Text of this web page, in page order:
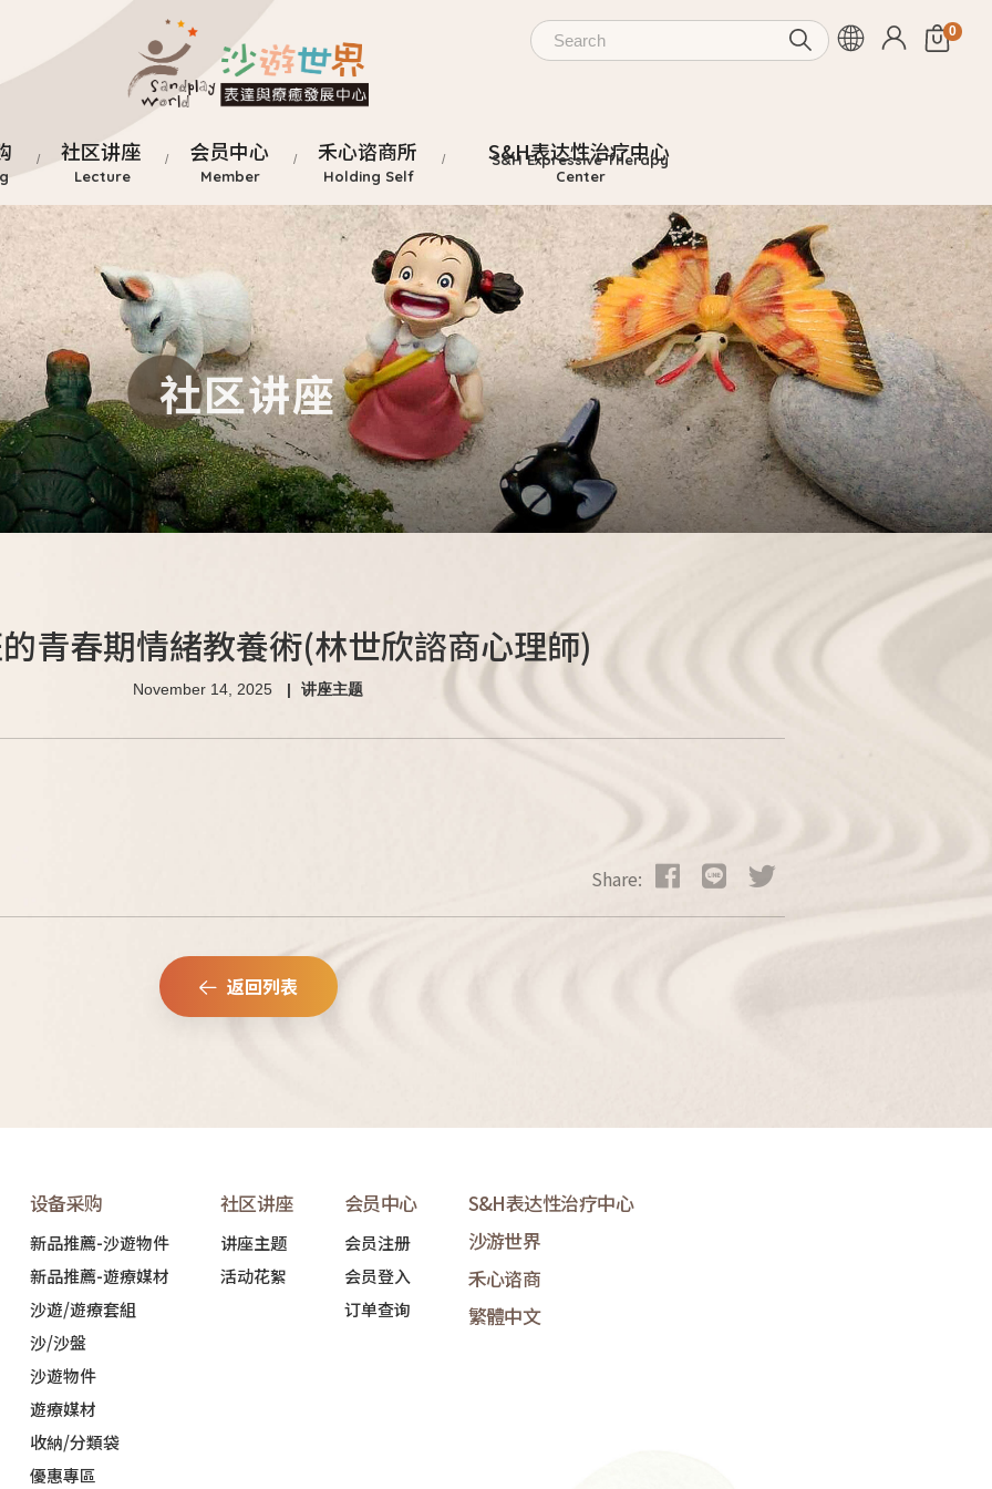
社区讲座 会员中心 禾心谘商所 S&H表达性治疗中心
社区讲座
青春期情緒教養術(林世欣諮商心理師)
November 14, 2025 讲座主题
Share:
返回列表
设备采购
新品推薦-沙遊物件
新品推薦-遊療媒材
沙遊/遊療套組
沙/沙盤
沙遊物件
遊療媒材
收納/分類袋
優惠專區
社区讲座
讲座主题
活动花絮
会员中心
会员注册
会员登入
订单查询
S&H表达性治疗中心
沙游世界
禾心谘商
繁體中文